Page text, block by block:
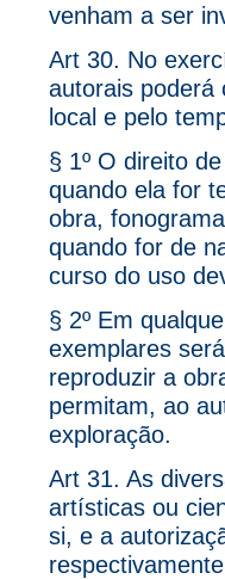
venham a ser
Art 30. No
autorais poderá
local e pelo
§ 1º O direito
quando ela for
obra,
quando for de
curso do uso
§ 2º Em
exemplares
reproduzir a
permitam, ao
exploração.
Art 31. As
artísticas ou
si, e a